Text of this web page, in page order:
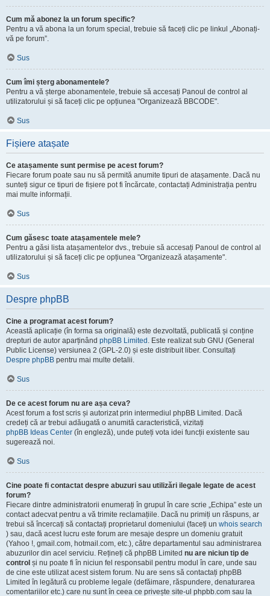
Cum mă abonez la un forum specific?
Pentru a vă abona la un forum special, trebuie să faceți clic pe linkul „Abonați-
vă pe forum”.
Sus
Cum îmi șterg abonamentele?
Pentru a vă șterge abonamentele, trebuie să accesați Panoul de control al
utilizatorului și să faceți clic pe opțiunea "Organizează BBCODE".
Sus
Fișiere atașate
Ce atașamente sunt permise pe acest forum?
Fiecare forum poate sau nu să permită anumite tipuri de atașamente. Dacă nu
sunteți sigur ce tipuri de fișiere pot fi încărcate, contactați Administrația pentru
mai multe informații.
Sus
Cum găsesc toate atașamentele mele?
Pentru a găsi lista atașamentelor dvs., trebuie să accesați Panoul de control al
utilizatorului și să faceți clic pe opțiunea "Organizează atașamente".
Sus
Despre phpBB
Cine a programat acest forum?
Această aplicație (în forma sa originală) este dezvoltată, publicată și conține
drepturi de autor aparținând phpBB Limited . Este realizat sub GNU (General
Public License) versiunea 2 (GPL-2.0) și este distribuit liber. Consultați
Despre phpBB pentru mai multe detalii.
Sus
De ce acest forum nu are așa ceva?
Acest forum a fost scris și autorizat prin intermediul phpBB Limited. Dacă
credeți că ar trebui adăugată o anumită caracteristică, vizitați
phpBB Ideas Center (în engleză), unde puteți vota idei funcții existente sau
sugerează noi.
Sus
Cine poate fi contactat despre abuzuri sau utilizări ilegale legate de acest
forum?
Fiecare dintre administratorii enumerați în grupul în care scrie „Echipa” este un
contact adecvat pentru a vă trimite reclamațiile. Dacă nu primiți un răspuns, ar
trebui să încercați să contactați proprietarul domeniului (faceți un whois search
) sau, dacă acest lucru este forum are mesaje despre un domeniu gratuit
(Yahoo !, gmail.com, hotmail.com, etc.), către departamentul sau administrarea
abuzurilor din acel serviciu. Rețineți că phpBB Limited nu are niciun tip de
control și nu poate fi în niciun fel responsabil pentru modul în care, unde sau
de cine este utilizat acest sistem forum. Nu are sens să contactați phpBB
Limited în legătură cu probleme legale (defăimare, răspundere, denaturarea
comentariilor etc.) care nu sunt în ceea ce privește site-ul phpbb.com sau la